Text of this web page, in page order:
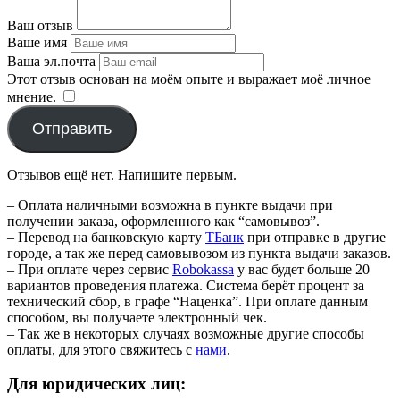
Ваш отзыв
Ваше имя
Ваша эл.почта
Этот отзыв основан на моём опыте и выражает моё личное
мнение.
Отправить
Отзывов ещё нет. Напишите первым.
– Оплата наличными возможна в пункте выдачи при
получении заказа, оформленного как “самовывоз”.
– Перевод на банковскую карту TБанк при отправке в другие
городе, а так же перед самовывозом из пункта выдачи заказов.
– При оплате через сервис Robokassa у вас будет больше 20
вариантов проведения платежа. Система берёт процент за
технический сбор, в графе “Наценка”. При оплате данным
способом, вы получаете электронный чек.
– Так же в некоторых случаях возможные другие способы
оплаты, для этого свяжитесь с нами.
Для юридических лиц: